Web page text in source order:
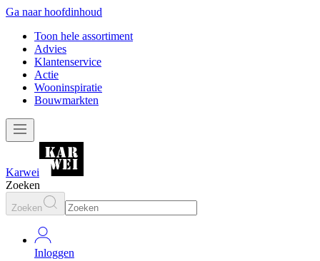
Ga naar hoofdinhoud
Toon hele assortiment
Advies
Klantenservice
Actie
Wooninspiratie
Bouwmarkten
Karwei
Zoeken
Zoeken
Inloggen